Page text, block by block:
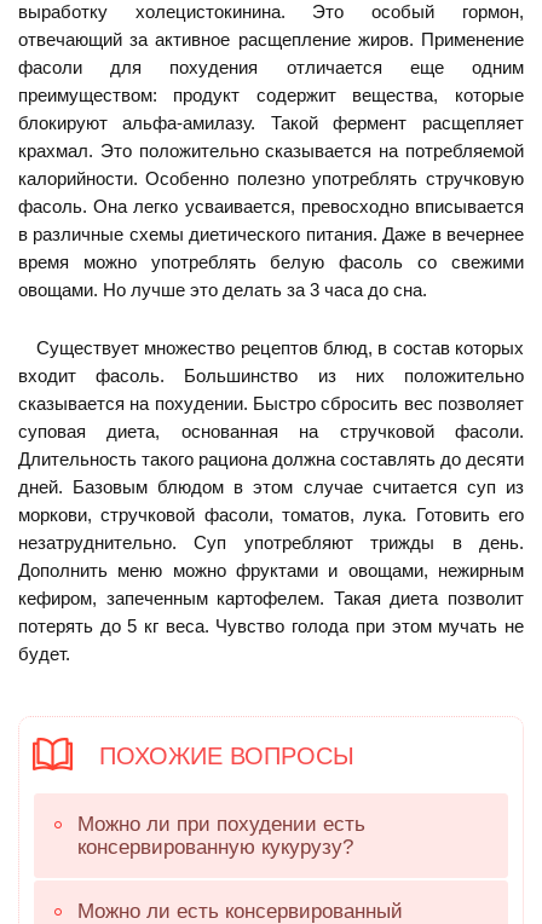
выработку холецистокинина. Это особый гормон,
отвечающий за активное расщепление жиров. Применение
фасоли для похудения отличается еще одним
преимуществом: продукт содержит вещества, которые
блокируют альфа-амилазу. Такой фермент расщепляет
крахмал. Это положительно сказывается на потребляемой
калорийности. Особенно полезно употреблять стручковую
фасоль. Она легко усваивается, превосходно вписывается
в различные схемы диетического питания. Даже в вечернее
время можно употреблять белую фасоль со свежими
овощами. Но лучше это делать за 3 часа до сна.
Существует множество рецептов блюд, в состав которых
входит фасоль. Большинство из них положительно
сказывается на похудении. Быстро сбросить вес позволяет
суповая диета, основанная на стручковой фасоли.
Длительность такого рациона должна составлять до десяти
дней. Базовым блюдом в этом случае считается суп из
моркови, стручковой фасоли, томатов, лука. Готовить его
незатруднительно. Суп употребляют трижды в день.
Дополнить меню можно фруктами и овощами, нежирным
кефиром, запеченным картофелем. Такая диета позволит
потерять до 5 кг веса. Чувство голода при этом мучать не
будет.
ПОХОЖИЕ ВОПРОСЫ
Можно ли при похудении есть
консервированную кукурузу?
Можно ли есть консервированный